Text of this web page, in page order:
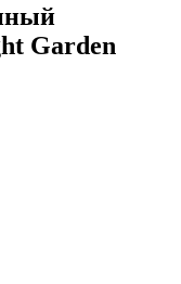
Garden